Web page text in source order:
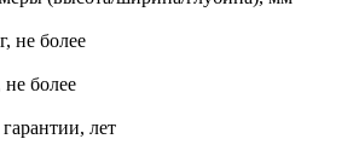
не более
не более
лет